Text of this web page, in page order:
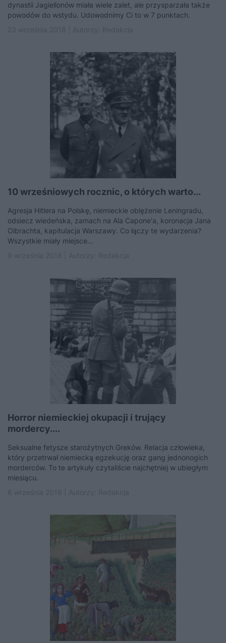
dynastii Jagiellonów miała wiele zalet, ale przysparzała także
powodów do wstydu. Udowodnimy Ci to w 7 punktach.
10 wrześniowych rocznic, o których warto...
Agresja Hitlera na Polskę, niemieckie oblężenie Leningradu,
odsiecz wiedeńska, zamach na Ala Capone'a, koronacja Jana
Olbrachta, kapitulacja Warszawy. Co łączy te wydarzenia?
Wszystkie miały miejsce...
Horror niemieckiej okupacji i trujący
mordercy....
Seksualne fetysze starożytnych Greków. Relacja człowieka,
który przetrwał niemiecką egzekucję oraz gang jednonogich
morderców. To te artykuły czytaliście najchętniej w ubiegłym
miesiącu.